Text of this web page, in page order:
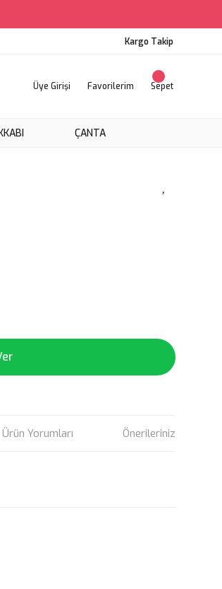
Kargo Takip
Üye Girişi Favorilerim Sepet
ÇANTA
Ürün Yorumları Önerileriniz